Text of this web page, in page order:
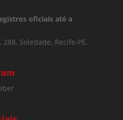
oficiais até a
Soledade, Recife-PE.